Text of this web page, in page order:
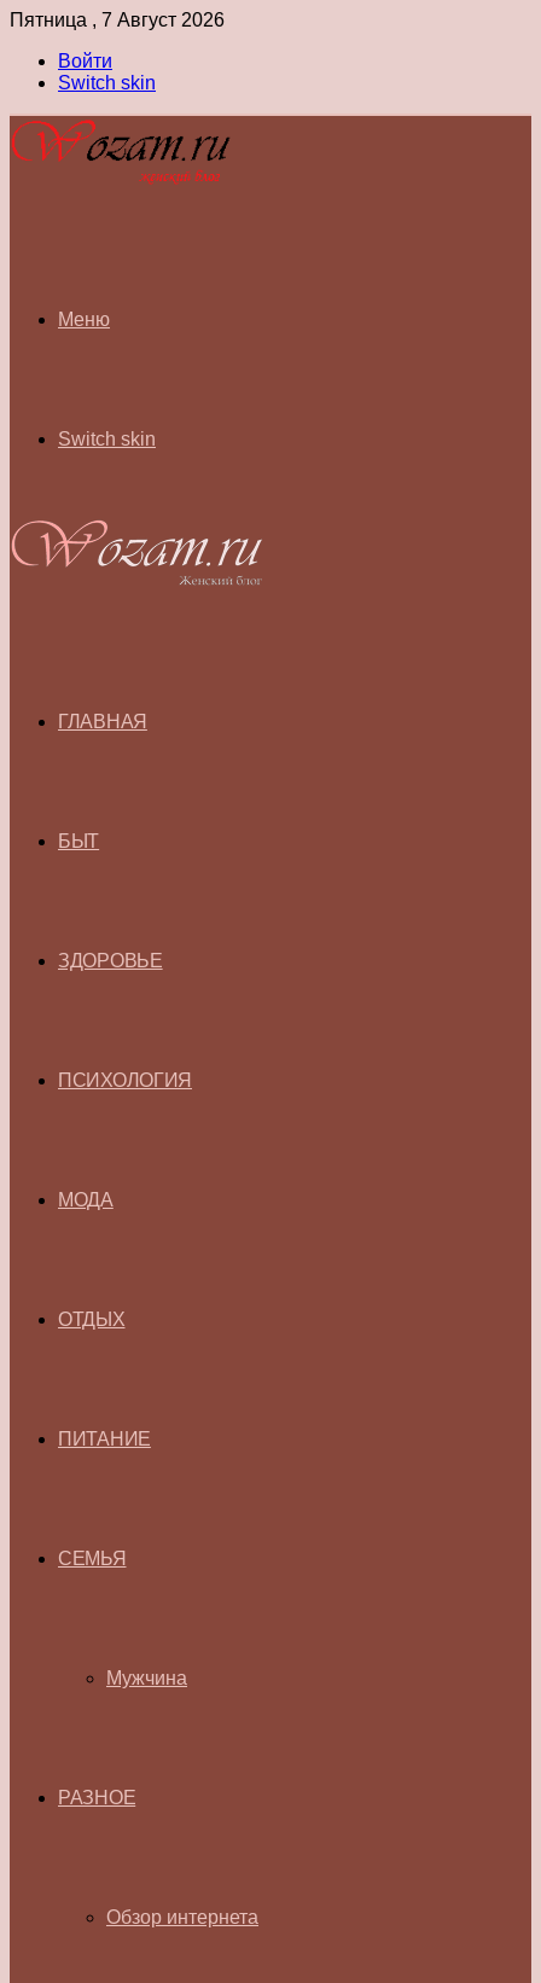
Пятница , 7 Август 2026
Войти
Switch skin
Меню
Switch skin
ГЛАВНАЯ
БЫТ
ЗДОРОВЬЕ
ПСИХОЛОГИЯ
МОДА
ОТДЫХ
ПИТАНИЕ
СЕМЬЯ
Мужчина
РАЗНОЕ
Обзор интернета